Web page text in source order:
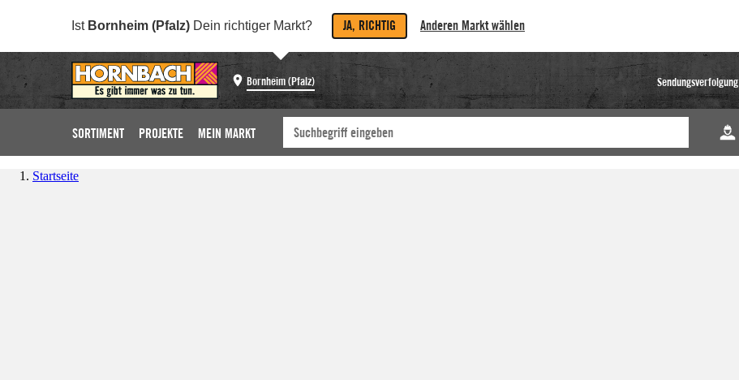
Ist Bornheim (Pfalz) Dein richtiger Markt? JA, RICHTIG Anderen Markt wählen
Bornheim (Pfalz) Sendungsverfolgung
SORTIMENT PROJEKTE MEIN MARKT
Startseite